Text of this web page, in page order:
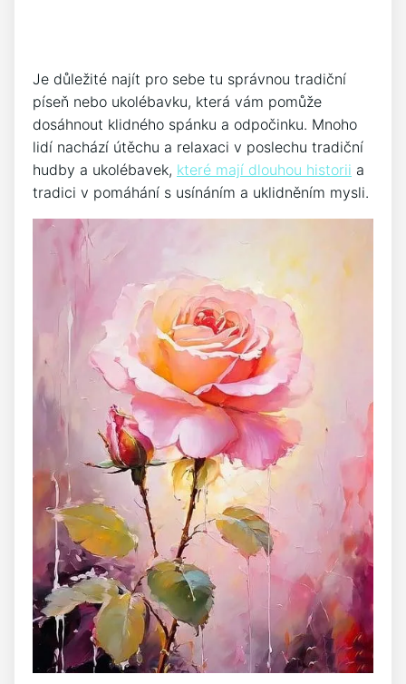
Je důležité najít pro sebe tu správnou tradiční
píseň nebo ukolébavku, ⁢která vám pomůže
dosáhnout klidného ⁣spánku⁤ a odpočinku. ​Mnoho
lidí nachází ​útěchu a relaxaci v ‌poslechu tradiční
hudby a ukolébavek, které mají dlouhou historii a
tradici v pomáhání s usínáním a uklidněním mysli.⁢